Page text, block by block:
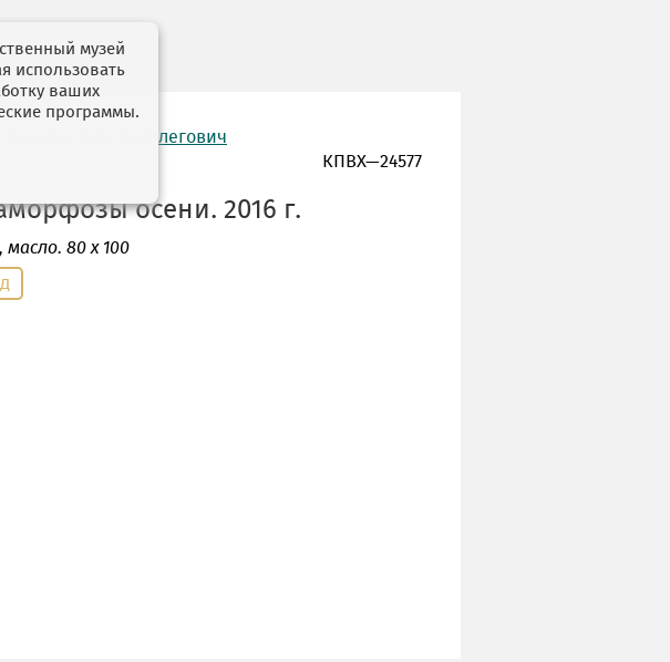
Тагунов Максим Олегович
КПВХ—24577
осени. 2016 г.
, масло. 80 х 100
музей
использовать
ваших
программы.